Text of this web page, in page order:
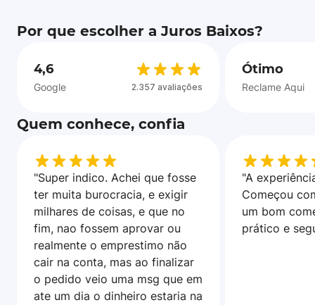
Por que escolher a Juros Baixos?
4,6
Google 2.357 avaliações
Ótimo
Reclame Aqui
Quem conhece, confia
"Super indico. Achei que fosse
ter muita burocracia, e exigir
milhares de coisas, e que no
fim, nao fossem aprovar ou
realmente o emprestimo não
cair na conta, mas ao finalizar
o pedido veio uma msg que em
ate um dia o dinheiro estaria na
"A
Começou
um bom
prático e